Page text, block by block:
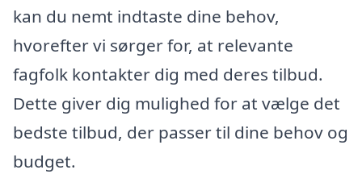
kan du nemt indtaste dine behov,
hvorefter vi sørger for, at relevante
fagfolk kontakter dig med deres tilbud.
Dette giver dig mulighed for at vælge det
bedste tilbud, der passer til dine behov og
budget.